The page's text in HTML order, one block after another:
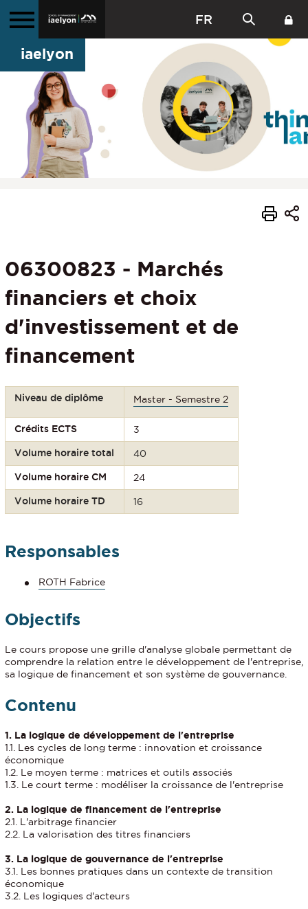
FR
iaelyon
06300823 - Marchés
financiers et choix
d'investissement et de
financement
Niveau de diplôme Master - Semestre 2
Crédits ECTS 3
Volume horaire total 40
Volume horaire CM 24
Volume horaire TD 16
Responsables
ROTH Fabrice
Objectifs
Le cours propose une grille d'analyse globale permettant de
comprendre la relation entre le développement de l'entreprise,
sa logique de financement et son système de gouvernance.
Contenu
1. La logique de développement de l'entreprise
1.1. Les cycles de long terme : innovation et croissance
économique
1.2. Le moyen terme : matrices et outils associés
1.3. Le court terme : modéliser la croissance de l'entreprise
2. La logique de financement de l'entreprise
2.1. L'arbitrage financier
2.2. La valorisation des titres financiers
3. La logique de gouvernance de l'entreprise
3.1. Les bonnes pratiques dans un contexte de transition
économique
3.2. Les logiques d'acteurs